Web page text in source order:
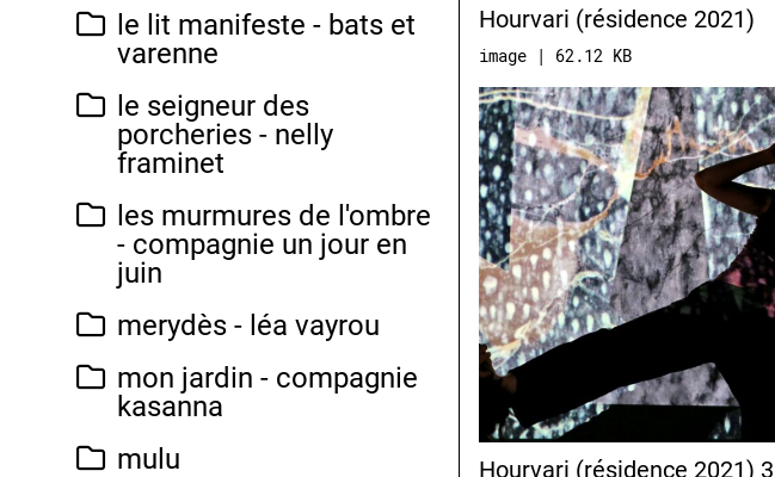
le lit manifeste - bats et
varenne
le seigneur des
porcheries - nelly
framinet
les murmures de l'ombre
- compagnie un jour en
juin
merydès - léa vayrou
mon jardin - compagnie
kasanna
mulu
Hourvari (résidence 2021)
image | 62.12 KB
Hourvari (résidence 2021) 3